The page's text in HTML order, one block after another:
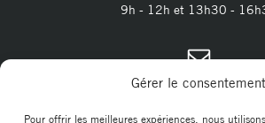
Gérer le consentement
Pour offrir les meilleures expériences, nous
9h - 12h et 13h30 -
CONTACT :
E-mail :